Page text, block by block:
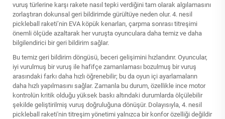
vuruş türlerine karşı rakete nasıl tepki verdiğini tam olarak algılamasını
zorlaştıran dokunsal geri bildirimde gürültüye neden olur. 4. nesil
pickleball raketi’nin EVA köpük kenarları, çarpma sonrası titreşimi
önemli ölçüde azaltarak her vuruşta oyunculara daha temiz ve daha
bilgilendirici bir geri bildirim sağlar.
Bu temiz geri bildirim döngüsü, beceri gelişimini hızlandırır. Oyuncular,
iyi vurulmuş bir vuruş ile hafifçe zamanlaması bozulmuş bir vuruş
arasındaki farkı daha hızlı öğrenebilir; bu da oyun içi ayarlamaların
daha hızlı yapılmasını sağlar. Zamanla bu durum, özellikle ince motor
kontrolün kritik olduğu yüksek baskı altındaki durumlarda ölçülebilir
şekilde geliştirilmiş vuruş doğruluğuna dönüşür. Dolayısıyla, 4. nesil
pickleball raketi'nin titreşim yönetimi yalnızca bir konfor özelliği değildir